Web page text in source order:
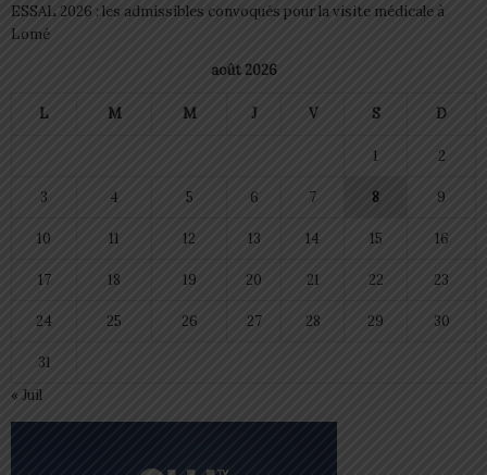
ESSAL 2026 : les admissibles convoqués pour la visite médicale à
Lomé
août 2026
L M M J V S D
1 2
3 4 5 6 7 8 9
10 11 12 13 14 15 16
17 18 19 20 21 22 23
24 25 26 27 28 29 30
31
« Juil